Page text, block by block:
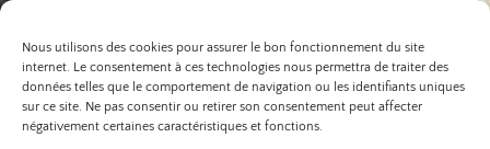
Nous utilisons des cookies pour assurer le bon fonctionnement du site
internet. Le consentement à ces technologies nous permettra de traiter des
données telles que le comportement de navigation ou les identifiants uniques
sur ce site. Ne pas consentir ou retirer son consentement peut affecter
négativement certaines caractéristiques et fonctions.
Les bons plans